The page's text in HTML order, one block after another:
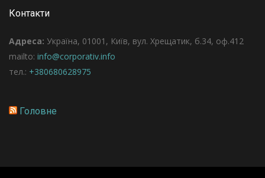
Контакти
Адреса: Україна, 01001, Київ, вул. Хрещатик, б.34, оф.412
mailto: info@corporativ.info
тел.: +380680628975
Головне